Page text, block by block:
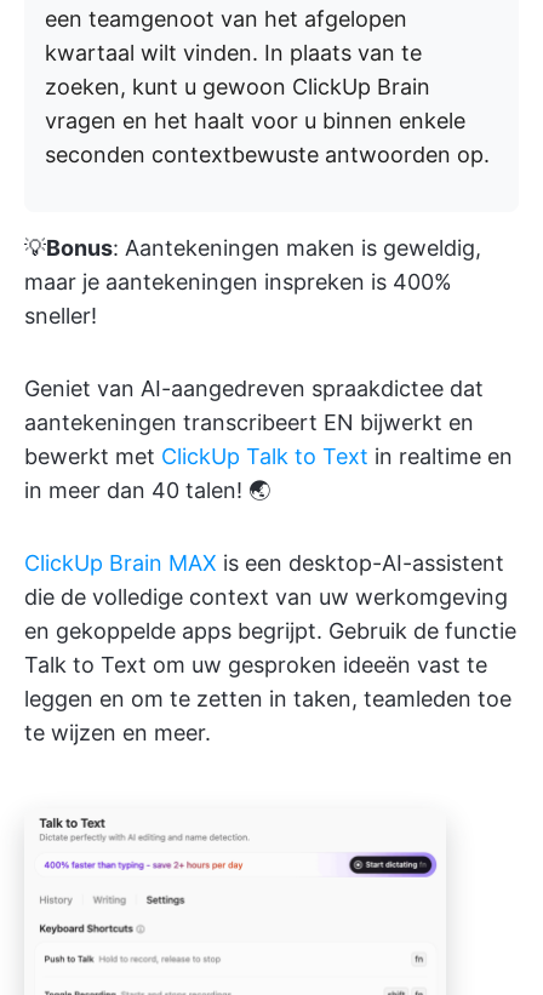
een teamgenoot van het afgelopen
kwartaal wilt vinden. In plaats van te
zoeken, kunt u gewoon ClickUp Brain
vragen en het haalt voor u binnen enkele
seconden contextbewuste antwoorden op.
💡Bonus: Aantekeningen maken is geweldig,
maar je aantekeningen inspreken is 400%
sneller!
Geniet van AI-aangedreven spraakdictee dat
aantekeningen transcribeert EN bijwerkt en
bewerkt met ClickUp Talk to Text in realtime en
in meer dan 40 talen! 🌏
ClickUp Brain MAX is een desktop-AI-assistent
die de volledige context van uw werkomgeving
en gekoppelde apps begrijpt. Gebruik de functie
Talk to Text om uw gesproken ideeën vast te
leggen en om te zetten in taken, teamleden toe
te wijzen en meer.